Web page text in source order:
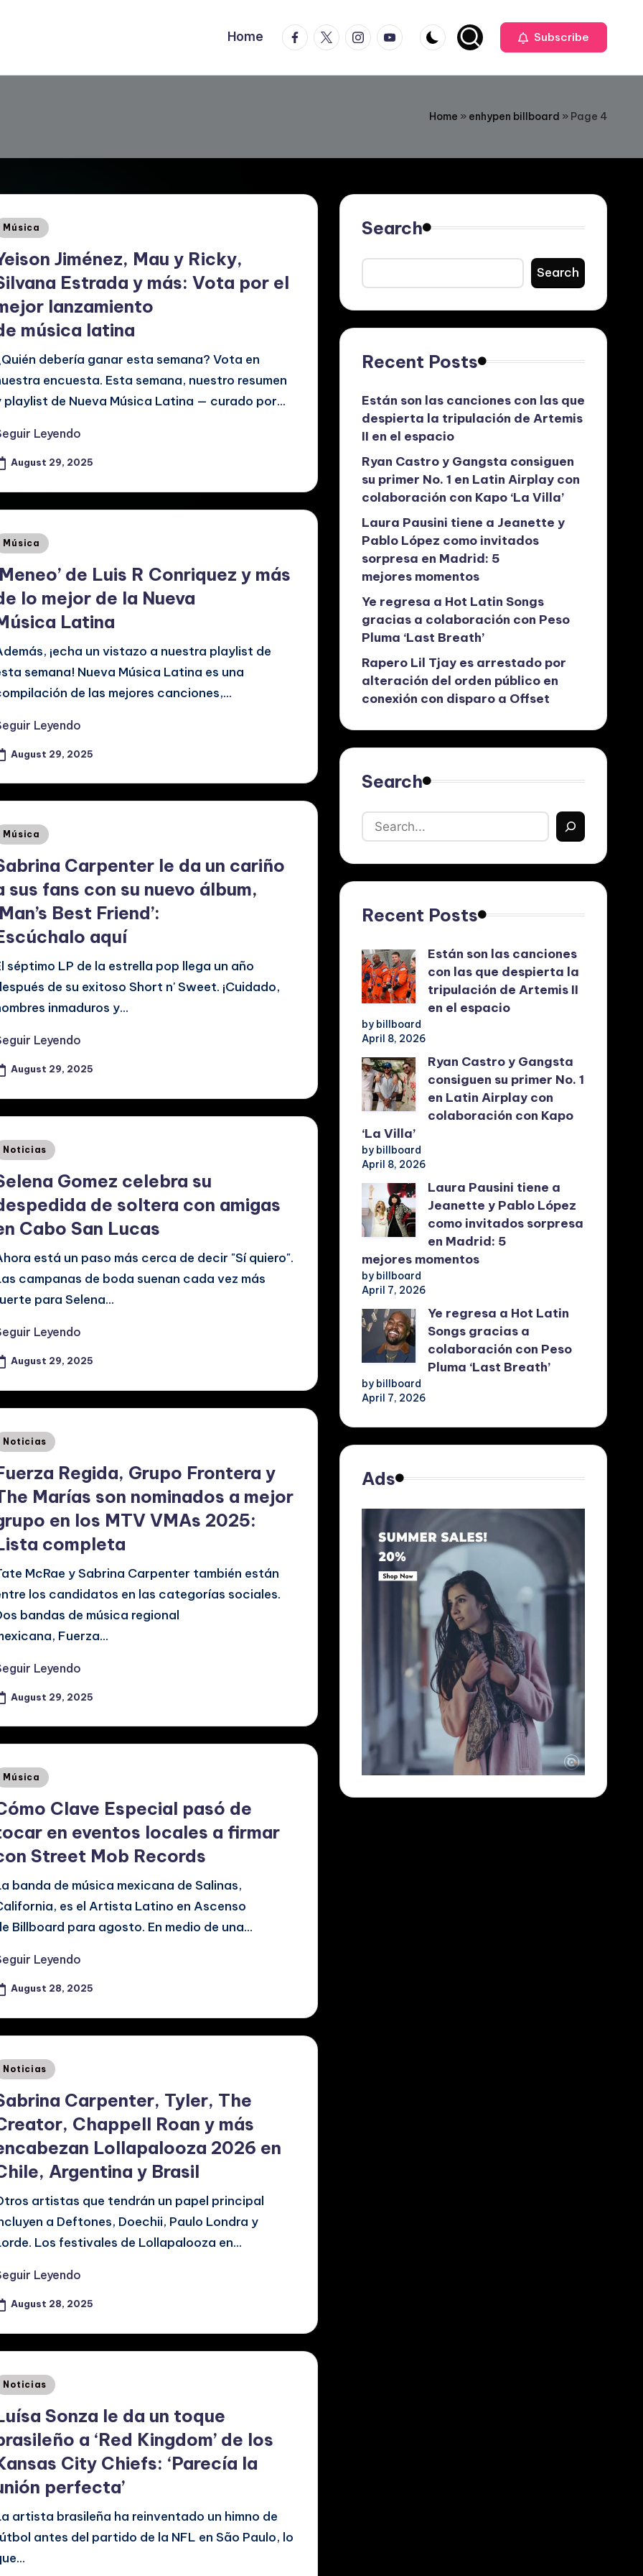
Home Facebook
TwitterInstagram
Youtube Subscribe
Home » enhypen billboard » Page 4
Música
Jiménez, Mau y Ricky,
Estrada y más: Vota por el
lanzamiento
música latina
debería ganar esta semana? Vota en
encuesta. Esta semana, nuestro resumen
playlist de Nueva Música Latina — curado por…
Leyendo
August 29, 2025
Música
de Luis R Conriquez y más
lo mejor de la Nueva
Latina
¡echa un vistazo a nuestra playlist de
semana! Nueva Música Latina es una
de las mejores canciones,…
Leyendo
August 29, 2025
Música
Carpenter le da un cariño
sus fans con su nuevo álbum,
Best Friend’:
aquí
séptimo LP de la estrella pop llega un año
de su exitoso Short n' Sweet. ¡Cuidado,
inmaduros y…
Leyendo
August 29, 2025
Noticias
Gomez celebra su
de soltera con amigas
Cabo San Lucas
está un paso más cerca de decir "Sí quiero".
campanas de boda suenan cada vez más
para Selena…
Leyendo
August 29, 2025
Noticias
Regida, Grupo Frontera y
Marías son nominados a mejor
en los MTV VMAs 2025:
completa
McRae y Sabrina Carpenter también están
los candidatos en las categorías sociales.
bandas de música regional
Fuerza…
Leyendo
August 29, 2025
Música
Clave Especial pasó de
en eventos locales a firmar
Street Mob Records
banda de música mexicana de Salinas,
es el Artista Latino en Ascenso
Billboard para agosto. En medio de una…
Leyendo
August 28, 2025
Noticias
Carpenter, Tyler, The
Chappell Roan y más
Lollapalooza 2026 en
Argentina y Brasil
artistas que tendrán un papel principal
a Deftones, Doechii, Paulo Londra y
Los festivales de Lollapalooza en…
Leyendo
August 28, 2025
Noticias
Sonza le da un toque
a ‘Red Kingdom’ de los
City Chiefs: ‘Parecía la
perfecta’
artista brasileña ha reinventado un himno de
antes del partido de la NFL en São Paulo, lo
Search
Search
Recent Posts
Están son las canciones con las que
despierta la tripulación de Artemis
II en el espacio
Ryan Castro y Gangsta consiguen
su primer No. 1 en Latin Airplay con
colaboración con Kapo ‘La Villa’
Laura Pausini tiene a Jeanette y
Pablo López como invitados
sorpresa en Madrid: 5
mejores momentos
Ye regresa a Hot Latin Songs
gracias a colaboración con Peso
Pluma ‘Last Breath’
Rapero Lil Tjay es arrestado por
alteración del orden público en
conexión con disparo a Offset
Search
Recent Posts
Están son las canciones
con las que despierta la
tripulación de Artemis II
en el espacio
by billboard
April 8, 2026
Ryan Castro y Gangsta
consiguen su primer No. 1
en Latin Airplay con
colaboración con Kapo
‘La Villa’
by billboard
April 8, 2026
Laura Pausini tiene a
Jeanette y Pablo López
como invitados sorpresa
en Madrid: 5
mejores momentos
by billboard
April 7, 2026
Ye regresa a Hot Latin
Songs gracias a
colaboración con Peso
Pluma ‘Last Breath’
by billboard
April 7, 2026
Ads